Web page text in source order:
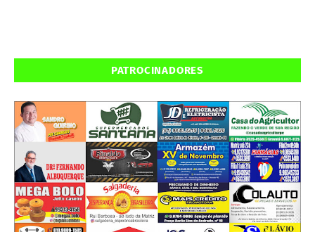
PATROCINADORES